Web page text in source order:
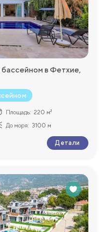
в Фетхие,
Площадь: 220 м²
До моря: 3100 м
Детали